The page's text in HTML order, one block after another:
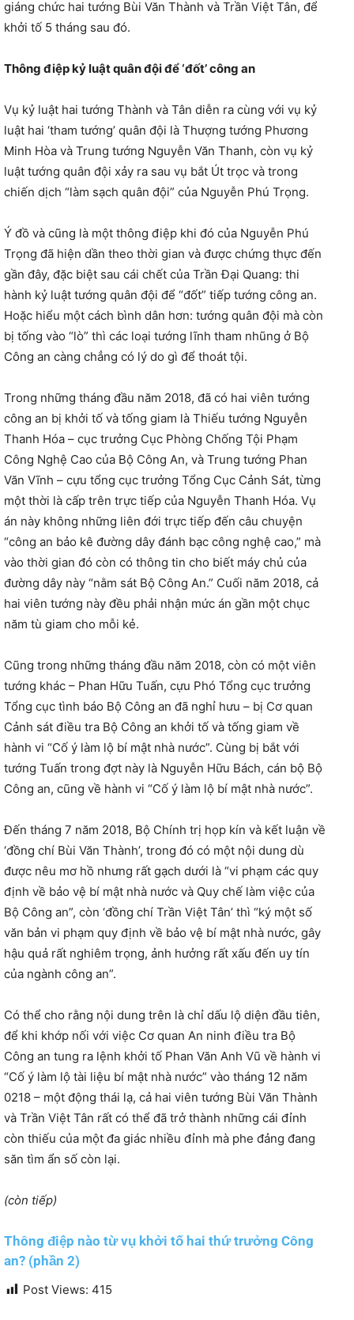
giáng chức hai tướng Bùi Văn Thành và Trần Việt Tân, để
khởi tố 5 tháng sau đó.
Thông điệp kỷ luật quân đội để ‘đốt’ công an
Vụ kỷ luật hai tướng Thành và Tân diễn ra cùng với vụ kỷ
luật hai ‘tham tướng’ quân đội là Thượng tướng Phương
Minh Hòa và Trung tướng Nguyễn Văn Thanh, còn vụ kỷ
luật tướng quân đội xảy ra sau vụ bắt Út trọc và trong
chiến dịch “làm sạch quân đội” của Nguyễn Phú Trọng.
Ý đồ và cũng là một thông điệp khi đó của Nguyễn Phú
Trọng đã hiện dần theo thời gian và được chứng thực đến
gần đây, đặc biệt sau cái chết của Trần Đại Quang: thi
hành kỷ luật tướng quân đội để “đốt” tiếp tướng công an.
Hoặc hiểu một cách bình dân hơn: tướng quân đội mà còn
bị tống vào “lò” thì các loại tướng lĩnh tham nhũng ở Bộ
Công an càng chẳng có lý do gì để thoát tội.
Trong những tháng đầu năm 2018, đã có hai viên tướng
công an bị khởi tố và tống giam là Thiếu tướng Nguyễn
Thanh Hóa – cục trưởng Cục Phòng Chống Tội Phạm
Công Nghệ Cao của Bộ Công An, và Trung tướng Phan
Văn Vĩnh – cựu tổng cục trưởng Tổng Cục Cảnh Sát, từng
một thời là cấp trên trực tiếp của Nguyễn Thanh Hóa. Vụ
án này không những liên đới trực tiếp đến câu chuyện
“công an bảo kê đường dây đánh bạc công nghệ cao,” mà
vào thời gian đó còn có thông tin cho biết máy chủ của
đường dây này “nằm sát Bộ Công An.” Cuối năm 2018, cả
hai viên tướng này đều phải nhận mức án gần một chục
năm tù giam cho mỗi kẻ.
Cũng trong những tháng đầu năm 2018, còn có một viên
tướng khác – Phan Hữu Tuấn, cựu Phó Tổng cục trưởng
Tổng cục tình báo Bộ Công an đã nghỉ hưu – bị Cơ quan
Cảnh sát điều tra Bộ Công an khởi tố và tống giam về
hành vi “Cố ý làm lộ bí mật nhà nước”. Cùng bị bắt với
tướng Tuấn trong đợt này là Nguyễn Hữu Bách, cán bộ Bộ
Công an, cũng về hành vi “Cố ý làm lộ bí mật nhà nước”.
Đến tháng 7 năm 2018, Bộ Chính trị họp kín và kết luận về
‘đồng chí Bùi Văn Thành’, trong đó có một nội dung dù
được nêu mơ hồ nhưng rất gạch dưới là “vi phạm các quy
định về bảo vệ bí mật nhà nước và Quy chế làm việc của
Bộ Công an”, còn ‘đồng chí Trần Việt Tân’ thì “ký một số
văn bản vi phạm quy định về bảo vệ bí mật nhà nước, gây
hậu quả rất nghiêm trọng, ảnh hưởng rất xấu đến uy tín
của ngành công an”.
Có thể cho rằng nội dung trên là chỉ dấu lộ diện đầu tiên,
để khi khớp nối với việc Cơ quan An ninh điều tra Bộ
Công an tung ra lệnh khởi tố Phan Văn Anh Vũ về hành vi
“Cố ý làm lộ tài liệu bí mật nhà nước” vào tháng 12 năm
0218 – một động thái lạ, cả hai viên tướng Bùi Văn Thành
và Trần Việt Tân rất có thể đã trở thành những cái đỉnh
còn thiếu của một đa giác nhiều đỉnh mà phe đảng đang
săn tìm ẩn số còn lại.
(còn tiếp)
Thông điệp nào từ vụ khởi tố hai thứ trưởng Công
an? (phần 2)
Post Views: 415